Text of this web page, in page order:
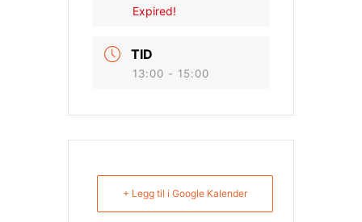
Expired!
TID
13:00 - 15:00
+ Legg til i Google Kalender